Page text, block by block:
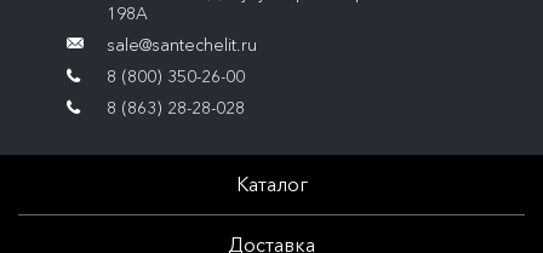
198А
sale@santechelit.ru
8 (800) 350-26-00
8 (863) 28-28-028
Каталог
Доставка